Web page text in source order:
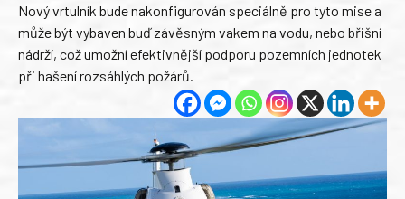
Nový vrtulník bude nakonfigurován speciálně pro tyto mise a
může být vybaven buď závěsným vakem na vodu, nebo břišní
nádrží, což umožní efektivnější podporu pozemních jednotek
při hašení rozsáhlých požárů.